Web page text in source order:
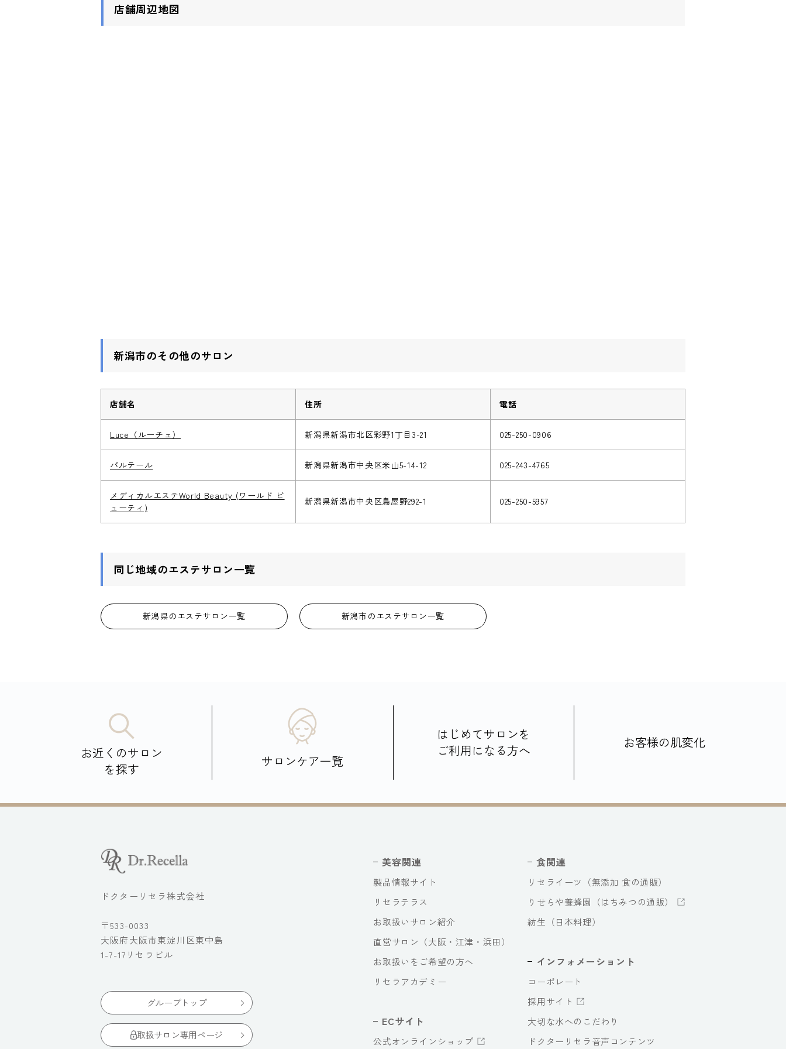
店舗周辺地図
新潟市のその他のサロン
店舗名 住所 電話
Luce（ルーチェ） 新潟県新潟市北区彩野1丁目3-21 025-250-0906
パルテール 新潟県新潟市中央区米山5-14-12 025-243-4765
メディカルエステWorld Beauty (ワールド ビ
ューティ)
新潟県新潟市中央区鳥屋野292-1 025-250-5957
同じ地域のエステサロン一覧
新潟県のエステサロン一覧 新潟市のエステサロン一覧
お近くのサロン
を探す
サロンケア一覧
はじめてサロンを
ご利用になる方へ
お客様の肌変化
ドクターリセラ株式会社
〒533-0033
大阪府大阪市東淀川区東中島
1-7-17リセラビル
グループトップ
取扱サロン専用ページ
美容関連
製品情報サイト
リセラテラス
お取扱いサロン紹介
直営サロン（大阪・江津・浜田）
お取扱いをご希望の方へ
リセラアカデミー
ECサイト
公式オンラインショップ
食関連
リセライーツ（無添加 食の通販）
りせらや養蜂園（はちみつの通販）
紡生（日本料理）
インフォメーショント
コーポレート
採用サイト
大切な水へのこだわり
ドクターリセラ音声コンテンツ